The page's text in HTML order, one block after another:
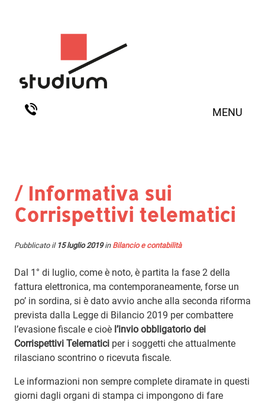
MENU
/ Informativa sui
Corrispettivi telematici
Pubblicato il 15 luglio 2019in Bilancio e contabilità
Dal 1° di luglio, come è noto, è partita la fase 2 della
fattura elettronica, ma contemporaneamente, forse un
po’ in sordina, si è dato avvio anche alla seconda riforma
prevista dalla Legge di Bilancio 2019 per combattere
l’evasione fiscale e cioè l’invio obbligatorio dei
Corrispettivi Telematici per i soggetti che attualmente
rilasciano scontrino o ricevuta fiscale.
Le informazioni non sempre complete diramate in questi
giorni dagli organi di stampa ci impongono di fare